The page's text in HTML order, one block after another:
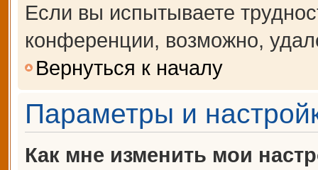
Если вы испытываете
конференции, возможно,
Вернуться к началу
Параметры и
Как мне изменить мои